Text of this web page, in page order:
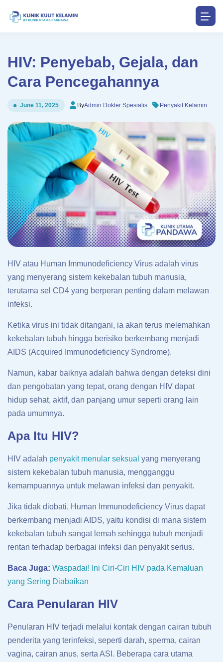
HIV: Penyebab, Gejala, dan
Cara Pencegahannya
June 11, 2025 ByAdmin Dokter Spesialis Penyakit Kelamin
HIV atau Human Immunodeficiency Virus adalah virus
yang menyerang sistem kekebalan tubuh manusia,
terutama sel CD4 yang berperan penting dalam melawan
infeksi.
Ketika virus ini tidak ditangani, ia akan terus melemahkan
kekebalan tubuh hingga berisiko berkembang menjadi
AIDS (Acquired Immunodeficiency Syndrome).
Namun, kabar baiknya adalah bahwa dengan deteksi dini
dan pengobatan yang tepat, orang dengan HIV dapat
hidup sehat, aktif, dan panjang umur seperti orang lain
pada umumnya.
Apa Itu HIV?
HIV adalah penyakit menular seksual yang menyerang
sistem kekebalan tubuh manusia, mengganggu
kemampuannya untuk melawan infeksi dan penyakit.
Jika tidak diobati, Human Immunodeficiency Virus dapat
berkembang menjadi AIDS, yaitu kondisi di mana sistem
kekebalan tubuh sangat lemah sehingga tubuh menjadi
rentan terhadap berbagai infeksi dan penyakit serius.
Baca Juga: Waspadai! Ini Ciri-Ciri HIV pada Kemaluan
yang Sering Diabaikan
Cara Penularan HIV
Penularan HIV terjadi melalui kontak dengan cairan tubuh
penderita yang terinfeksi, seperti darah, sperma, cairan
vagina, cairan anus, serta ASI. Beberapa cara utama